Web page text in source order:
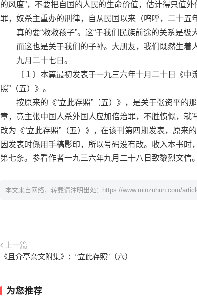
的风度”，不要把自国的人民的生命价值，估计得只值
罪，奴杀主重办的刑律，自从民国以来（呜呼，二十五
真的要“救救孩子”。这“于我们民族前途的关系是极大
而这也是关于我们的子孙。大朋友，我们既然生着人
九月二十七日。
〔１〕本篇最初发表于一九三六年十月二十日《中
照”（五）》。
按原来的《“立此存照”（五）》，是关于张资平的那
章，竟主张中国人杀外国人应加倍治罪，不胜愤慨，就
改为《“立此存照”（五）》，在该刊第四期发表，原来
因发表时係用手稿影印，所以号码没有改。收入本书时
第七条。参看作者一九三六年九月二十八日致黎烈文信。
本文来自网络，转载请注明出处： https://www.minzuhun.com/
上一篇
《且介亭杂文附集》：“立此存照”（六）
为您推荐